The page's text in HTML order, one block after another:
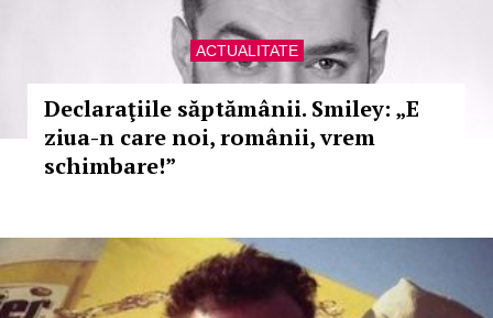
ACTUALITATE
Declaraţiile săptămânii. Smiley: „E
ziua-n care noi, românii, vrem
schimbare!”